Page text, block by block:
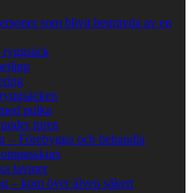
som blivit begravda av en
ryggsäck
pulka
turen
– Förebygga och behandla
laviner
– kom över älven säkert